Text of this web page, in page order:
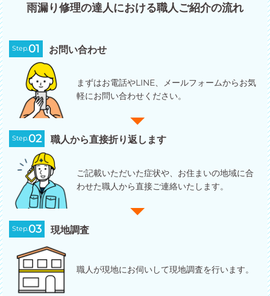
雨漏り修理の達人における職人ご紹介の流れ
Step. 01 お問い合わせ
まずはお電話やLINE、メールフォームからお気
軽にお問い合わせください。
Step.02 職人から直接折り返します
ご記載いただいた症状や、お住まいの地域に合
わせた職人から直接ご連絡いたします。
Step.03 現地調査
職人が現地にお伺いして現地調査を行います。